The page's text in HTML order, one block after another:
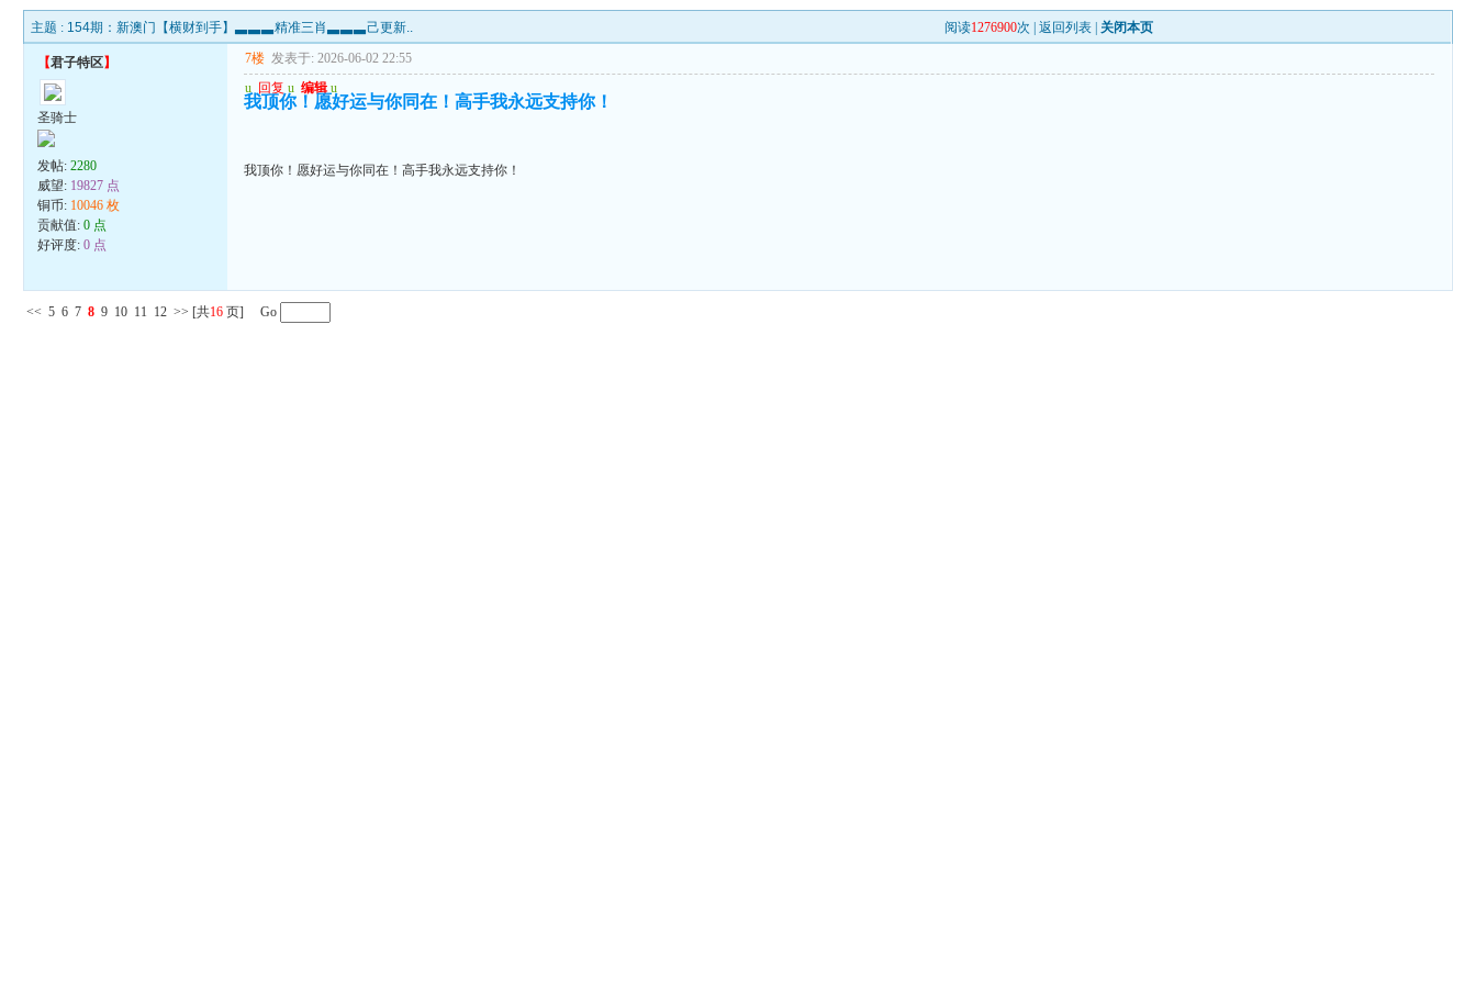
主题 : 154期：新澳门【横财到手】▃▃▃精准三肖▃▃▃己更新.. 阅读1276900次 |返回列表 关闭本页
【君子特区】
圣骑士
发帖:2280
威望: 19827 点
铜币: 10046 枚
贡献值:0 点
好评度:0 点
7楼 发表于: 2026-06-02 22:55
u 回复 u 编辑 u
我顶你！愿好运与你同在！高手我永远支持你！
我顶你！愿好运与你同在！高手我永远支持你！
<< 5 6 7 8 9 10 11 12 >> [共16 页] Go